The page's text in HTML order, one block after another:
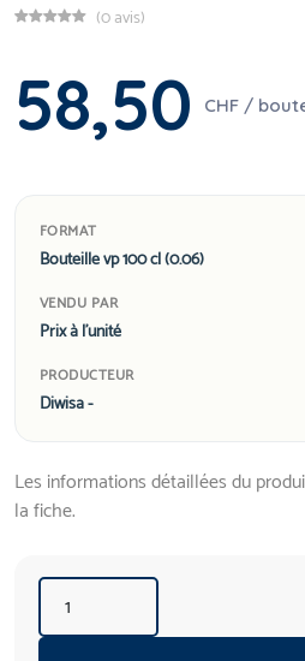
(0 avis)
58,50 CHF /
FORMAT
Bouteille vp 100 cl (0.06)
VENDU PAR
Prix à l'unité
PRODUCTEUR
Diwisa -
Les informations détaillées du
la fiche.